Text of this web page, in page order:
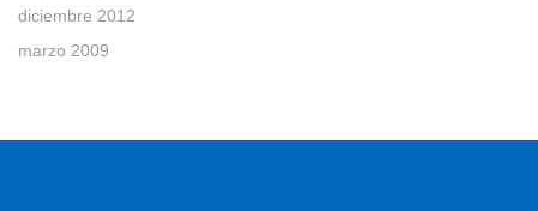
diciembre 2012
marzo 2009